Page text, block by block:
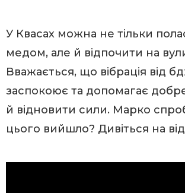
У Квасах можна не тільки
медом, але й відпочити на
Вважається, що вібрація від
заспокоює та допомагає
й відновити сили. Марко
цього вийшло? Дивіться на